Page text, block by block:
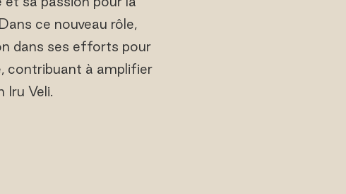
ce nouveau rôle,
dans ses efforts pour
contribuant à amplifier
Iru Veli.